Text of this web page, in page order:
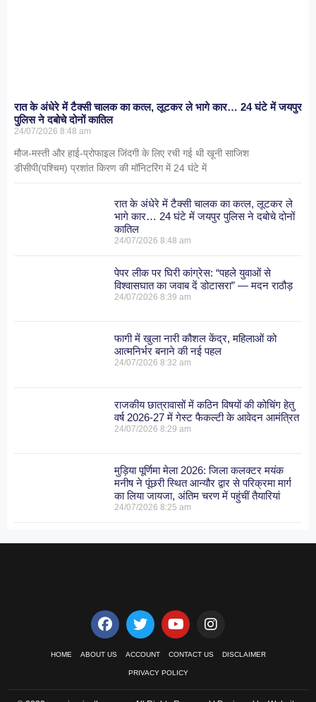
रात के अंधेरे में टैक्सी चालक का कत्ल, लूटकर ले भागे कार… 24 घंटे में जयपुर
पुलिस ने दबोचे दोनों कातिल
24/07/2026 8:48 am
मौज-मस्ती और हाई-प्रोफाइल जिंदगी के लिए रची गई थी खूनी साजिश
डीसीपी(पश्चिम) प्रशांत किरण की मॉनिटरिंग में 24 घंटे में
रात के अंधेरे में टैक्सी चालक का कत्ल, लूटकर ले
भागे कार… 24 घंटे में जयपुर पुलिस ने दबोचे दोनों
कातिल
24/07/20268:48 am
पेपर लीक पर घिरी कांग्रेस: “पहले युवाओं से
विश्वासघात का जवाब दें डोटासरा” — मदन राठौड़
24/07/20268:39 am
फागी में खुला नारी कौशल केंद्र, महिलाओं को
आत्मनिर्भर बनाने की नई पहल
24/07/20268:32 am
राजकीय छात्रावासों में कठिन विषयों की कोचिंग हेतु
वर्ष 2026-27 में गेस्ट फैकल्टी के आवेदन आमंत्रित
24/07/20268:29 am
मुड़िया पूर्णिमा मेला 2026: जिला कलक्टर मयंक
मनीष ने पूंछरी स्थित आन्यौर द्वार से परिक्रमा मार्ग
का लिया जायजा, अंतिम चरण में पहुंचीं तैयारियां
24/07/20268:25 am
HOME ABOUT US ACCOUNT CONTACT US DISCLAIMER
PRIVACY POLICY